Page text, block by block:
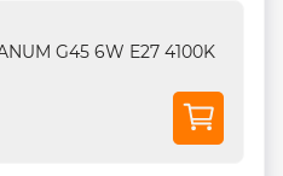
G45 6W E27 4100K